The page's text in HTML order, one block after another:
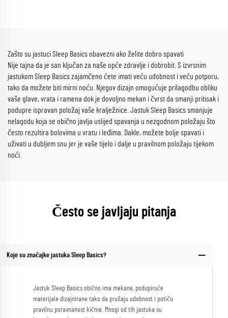
Zašto su jastuci Sleep Basics obavezni ako želite dobro spavati
Nije tajna da je san ključan za naše opće zdravlje i dobrobit. S izvrsnim
jastukom Sleep Basics zajamčeno ćete imati veću udobnost i veću potporu,
tako da možete biti mirni noću. Njegov dizajn omogućuje prilagodbu obliku
vaše glave, vrata i ramena dok je dovoljno mekan i čvrst da smanji pritisak i
podupre ispravan položaj vaše kralježnice. Jastuk Sleep Basics smanjuje
nelagodu koja se obično javlja uslijed spavanja u nezgodnom položaju što
često rezultira bolovima u vratu i leđima. Dakle, možete bolje spavati i
uživati u dubljem snu jer je vaše tijelo i dalje u pravilnom položaju tijekom
noći.
Često se javljaju pitanja
Koje su značajke jastuka Sleep Basics?
Jastuk Sleep Basics obično ima mekane, podupiruće
materijale dizajnirane tako da pružaju udobnost i potiču
pravilnu poravnanost kičme. Mnogi od tih jastuka su